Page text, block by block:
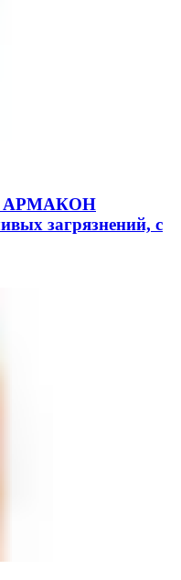
АРМАКОН
загрязнений, с